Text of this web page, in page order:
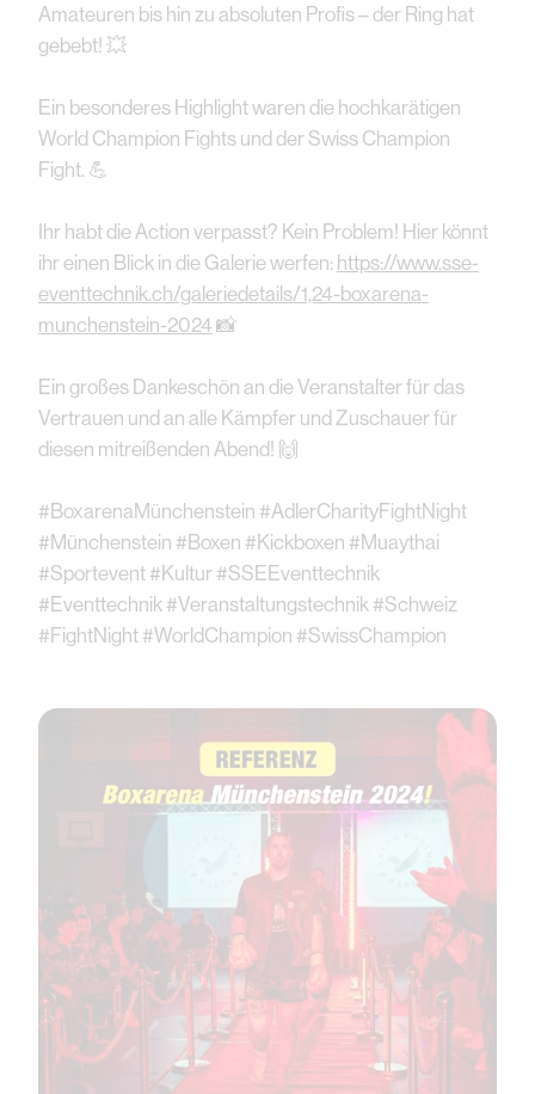
Amateuren bis hin zu absoluten Profis – der Ring hat
gebebt! 💥
Ein besonderes Highlight waren die hochkarätigen
World Champion Fights und der Swiss Champion
Fight. 💪
Ihr habt die Action verpasst? Kein Problem! Hier könnt
ihr einen Blick in die Galerie werfen: https://www.sse-
eventtechnik.ch/galeriedetails/1,24-boxarena-
munchenstein-2024📸
Ein großes Dankeschön an die Veranstalter für das
Vertrauen und an alle Kämpfer und Zuschauer für
diesen mitreißenden Abend! 🙌
#BoxarenaMünchenstein #AdlerCharityFightNight
#Münchenstein #Boxen #Kickboxen #Muaythai
#Sportevent #Kultur #SSEEventtechnik
#Eventtechnik #Veranstaltungstechnik #Schweiz
#FightNight #WorldChampion #SwissChampion